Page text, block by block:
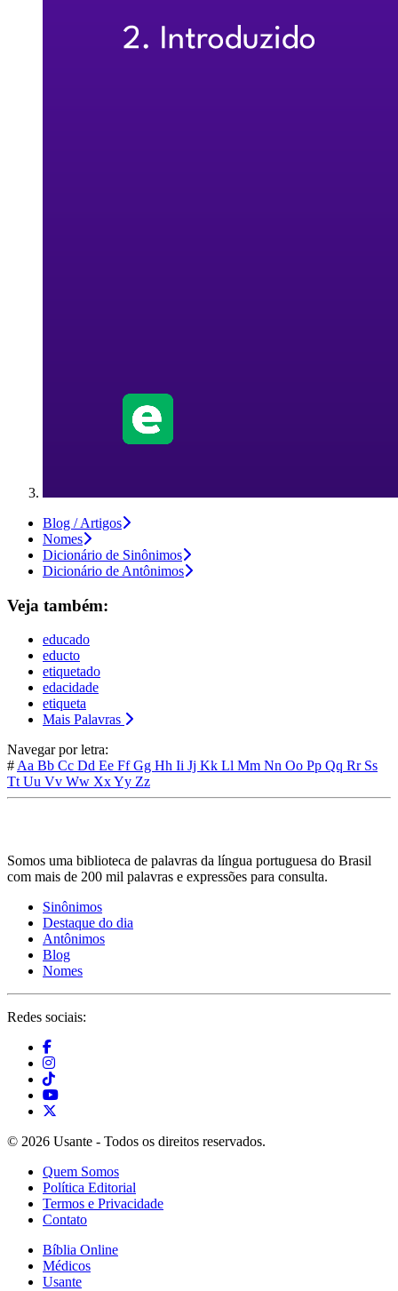
Blog / Artigos
Nomes
Dicionário de Sinônimos
Dicionário de Antônimos
Veja também:
educado
educto
etiquetado
edacidade
etiqueta
Mais Palavras
Navegar por letra:
#Aa Bb Cc Dd Ee FfGg Hh Ii Jj Kk Ll Mm Nn Oo Pp Qq Rr Ss
TtUu Vv Ww XxYy Zz
Somos uma biblioteca de palavras da língua portuguesa do Brasil
com mais de 200 mil palavras e expressões para consulta.
Sinônimos
Destaque do dia
Antônimos
Blog
Nomes
Redes sociais:
© 2026 Usante - Todos os direitos reservados.
Quem Somos
Política Editorial
Termos e Privacidade
Contato
Bíblia Online
Médicos
Usante